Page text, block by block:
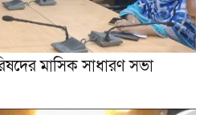
মাসিক সাধারণ সভা